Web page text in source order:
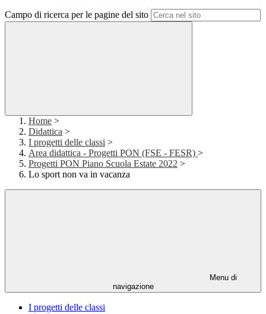
Campo di ricerca per le pagine del sito
Home >
Didattica >
I progetti delle classi >
Area didattica - Progetti PON (FSE - FESR) >
Progetti PON Piano Scuola Estate 2022 >
Lo sport non va in vacanza
Menu di
navigazione
I progetti delle classi